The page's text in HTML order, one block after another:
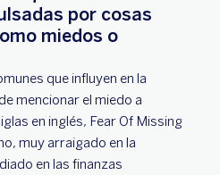
por cosas
miedos o
que influyen en la
mencionar el miedo a
en inglés, Fear Of Missing
muy arraigado en la
en las finanzas